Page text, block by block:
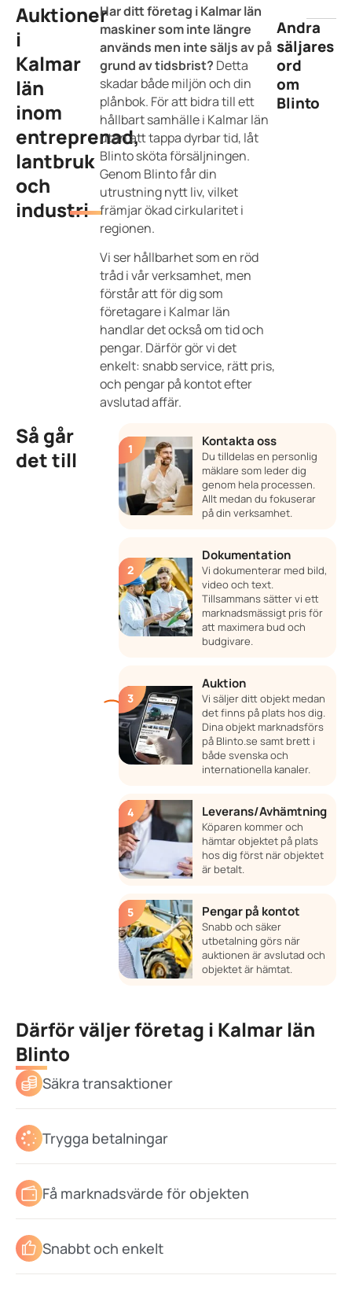
Auktioner
i
Kalmar
län
inom
entreprenad,
lantbruk
och
industri
Har ditt företag i Kalmar län
maskiner som inte längre
används men inte säljs av på
grund av tidsbrist? Detta
skadar både miljön och din
plånbok. För att bidra till ett
hållbart samhälle i Kalmar län
utan att tappa dyrbar tid, låt
Blinto sköta försäljningen.
Genom Blinto får din
utrustning nytt liv, vilket
främjar ökad cirkularitet i
regionen.
Vi ser hållbarhet som en röd
tråd i vår verksamhet, men
förstår att för dig som
företagare i Kalmar län
handlar det också om tid och
pengar. Därför gör vi det
enkelt: snabb service, rätt pris,
och pengar på kontot efter
avslutad affär.
Andra
säljares
ord
om
Blinto
Så går
det till
Kontakta oss
Du tilldelas en personlig
mäklare som leder dig
genom hela processen.
Allt medan du fokuserar
på din verksamhet.
Dokumentation
Vi dokumenterar med bild,
video och text.
Tillsammans sätter vi ett
marknadsmässigt pris för
att maximera bud och
budgivare.
Auktion
Vi säljer ditt objekt medan
det finns på plats hos dig.
Dina objekt marknadsförs
på Blinto.se samt brett i
både svenska och
internationella kanaler.
Leverans/Avhämtning
Köparen kommer och
hämtar objektet på plats
hos dig först när objektet
är betalt.
Pengar på kontot
Snabb och säker
utbetalning görs när
auktionen är avslutad och
objektet är hämtat.
Därför väljer företag i Kalmar län
Blinto
Säkra transaktioner
Trygga betalningar
Få marknadsvärde för objekten
Snabbt och enkelt